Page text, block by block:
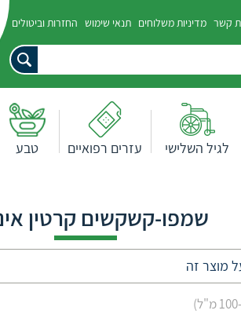
קשר מדיניות משלוחים תנאי שימוש החזרות וביטולים
לגיל השלישי עזרים רפואיים טבע
מוצר זה